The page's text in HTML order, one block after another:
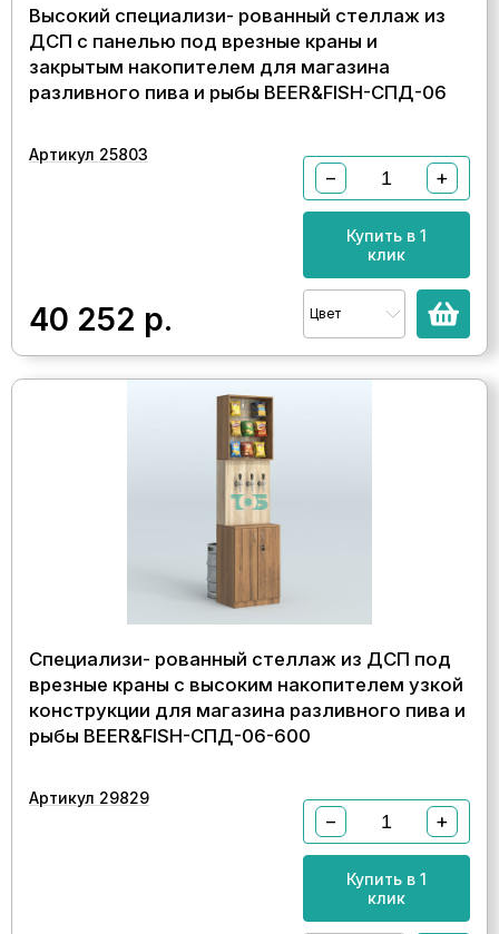
Высокий специализи- рованный стеллаж из
ДСП с панелью под врезные краны и
закрытым накопителем для магазина
разливного пива и рыбы BEER&FISH-СПД-06
Артикул 25803
40 252 р.
− +
Купить в 1
клик
Цвет
Специализи- рованный стеллаж из ДСП под
врезные краны с высоким накопителем узкой
конструкции для магазина разливного пива и
рыбы BEER&FISH-СПД-06-600
Артикул 29829
− +
Купить в 1
клик